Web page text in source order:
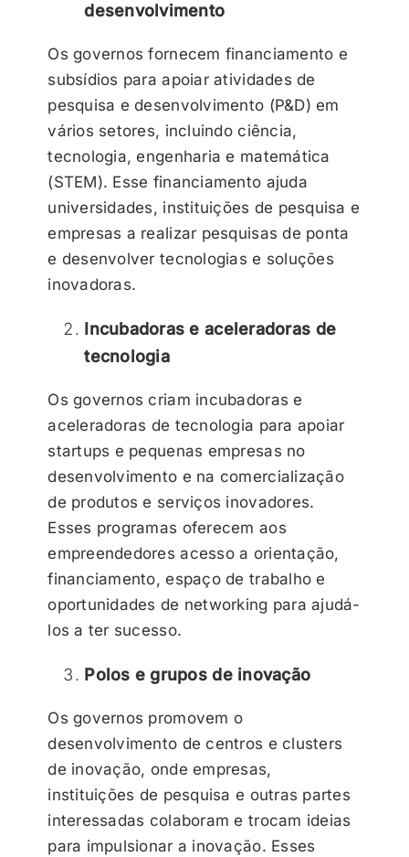
desenvolvimento
Os governos fornecem financiamento e
subsídios para apoiar atividades de
pesquisa e desenvolvimento (P&D) em
vários setores, incluindo ciência,
tecnologia, engenharia e matemática
(STEM). Esse financiamento ajuda
universidades, instituições de pesquisa e
empresas a realizar pesquisas de ponta
e desenvolver tecnologias e soluções
inovadoras.
Incubadoras e aceleradoras de
tecnologia
Os governos criam incubadoras e
aceleradoras de tecnologia para apoiar
startups e pequenas empresas no
desenvolvimento e na comercialização
de produtos e serviços inovadores.
Esses programas oferecem aos
empreendedores acesso a orientação,
financiamento, espaço de trabalho e
oportunidades de networking para ajudá-
los a ter sucesso.
Polos e grupos de inovação
Os governos promovem o
desenvolvimento de centros e clusters
de inovação, onde empresas,
instituições de pesquisa e outras partes
interessadas colaboram e trocam ideias
para impulsionar a inovação. Esses